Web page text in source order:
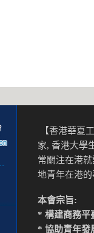
【香港華夏
家, 香港大學
常關注在港
地青年在港
本會宗旨:
* 構建商務平
* 協助青年發